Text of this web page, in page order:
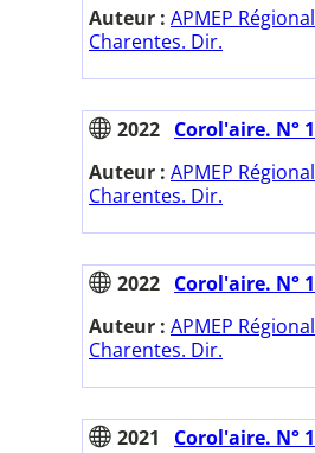
Auteur : APMEP
Charentes. Dir.
2022 Corol'aire. N°
Auteur : APMEP
Charentes. Dir.
2022 Corol'aire. N°
Auteur : APMEP
Charentes. Dir.
2021
Corol'aire. N°